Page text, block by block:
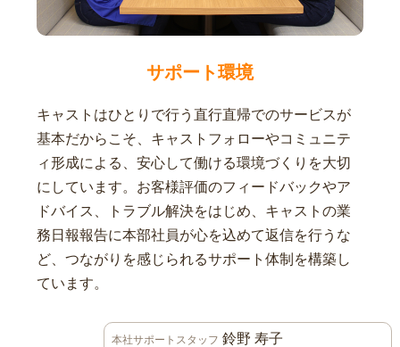
サポート環境
キャストはひとりで行う直行直帰でのサービスが
基本だからこそ、キャストフォローやコミュニテ
ィ形成による、安心して働ける環境づくりを大切
にしています。お客様評価のフィードバックやア
ドバイス、トラブル解決をはじめ、キャストの業
務日報報告に本部社員が心を込めて返信を行うな
ど、つながりを感じられるサポート体制を構築し
ています。
本社サポートスタッフ 鈴野 寿子